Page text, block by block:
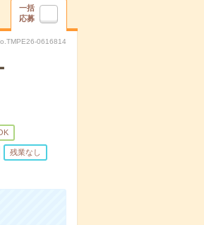
一括
応募
0616814
残業なし